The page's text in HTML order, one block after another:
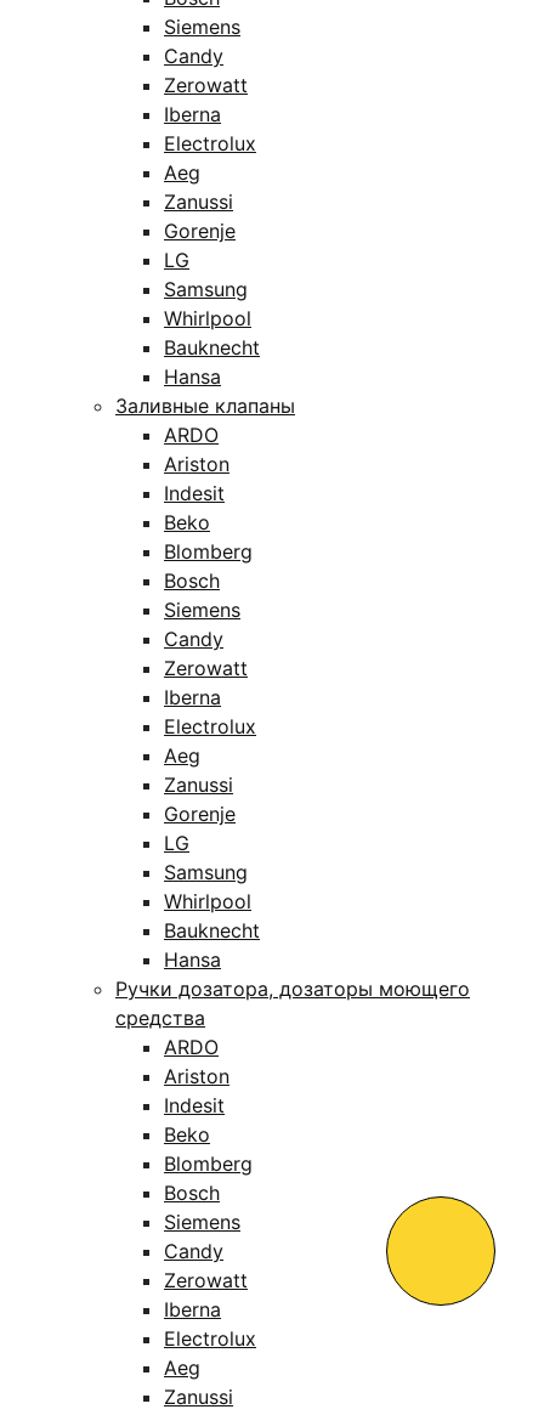
Siemens
Candy
Zerowatt
Iberna
Electrolux
Aeg
Zanussi
Gorenje
LG
Samsung
Whirlpool
Bauknecht
Hansa
Заливные клапаны
ARDO
Ariston
Indesit
Beko
Blomberg
Bosch
Siemens
Candy
Zerowatt
Iberna
Electrolux
Aeg
Zanussi
Gorenje
LG
Samsung
Whirlpool
Bauknecht
Hansa
Ручки дозатора, дозаторы моющего
средства
ARDO
Ariston
Indesit
Beko
Blomberg
Bosch
Siemens
Candy
Zerowatt
Iberna
Electrolux
Aeg
Zanussi